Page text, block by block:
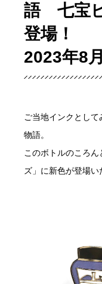
語 七宝
登場！
2023年8
ご当地インクとし
物語。
このボトルのころ
ズ」に新色が登場い